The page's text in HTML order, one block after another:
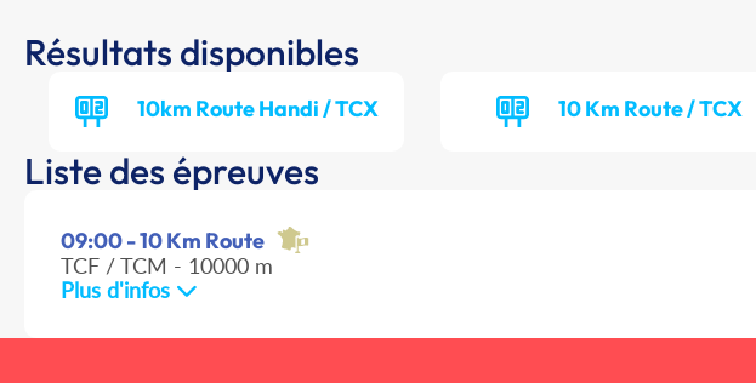
Résultats disponibles
10km Route Handi / TCX 10 Km Route / TCX
Liste des épreuves
09:00 - 10 Km Route
TCF / TCM - 10000 m
Plus d'infos